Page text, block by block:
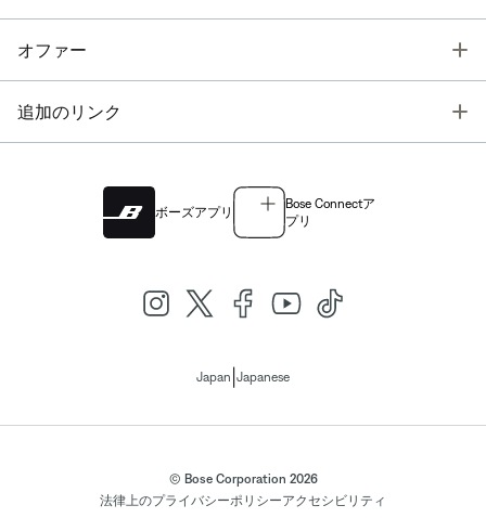
オファー
追加のリンク
ボーズアプリ
Bose Connectア
プリ
Japan Japanese
© Bose Corporation 2026
法律上のプライバシーポリシーアクセシビリティ